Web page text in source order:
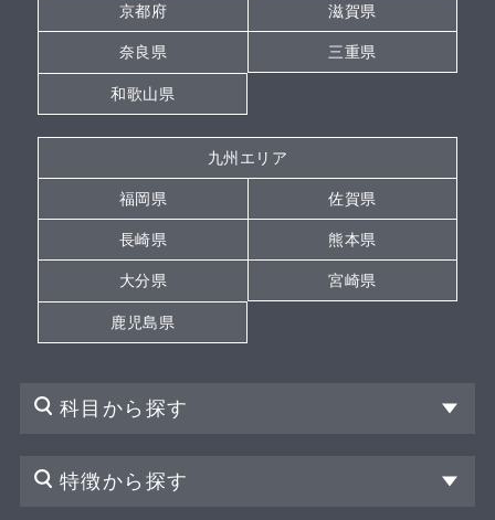
京都府 滋賀県
奈良県 三重県
和歌山県
九州エリア
福岡県 佐賀県
長崎県 熊本県
大分県 宮崎県
鹿児島県
科目から探す
特徴から探す